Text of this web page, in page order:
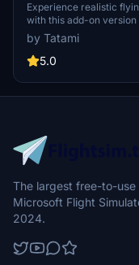
Experience realistic
with this add-on
enjoy minor fixes to
to @erasam for this
by Tatami
5.0
The largest free-to-
Microsoft Flight
2024.